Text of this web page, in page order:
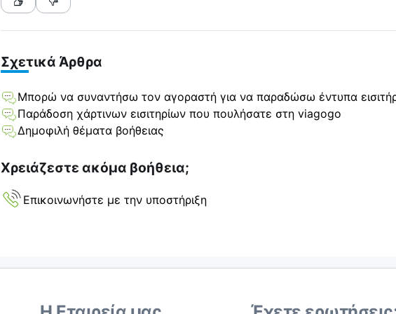
Σχετικά Άρθρα
Μπορώ να συναντήσω τον αγοραστή για να παραδώσω έντυπα
Παράδοση χάρτινων εισιτηρίων που πουλήσατε στη viagogo
Δημοφιλή θέματα βοήθειας
Χρειάζεστε ακόμα βοήθεια;
Επικοινωνήστε με την υποστήριξη